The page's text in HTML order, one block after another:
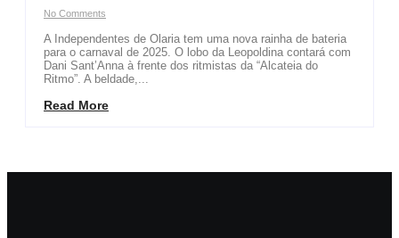
No Comments
A Independentes de Olaria tem uma nova rainha de bateria
para o carnaval de 2025. O lobo da Leopoldina contará com
Dani Sant’Anna à frente dos ritmistas da “Alcateia do
Ritmo”. A beldade,...
Read More